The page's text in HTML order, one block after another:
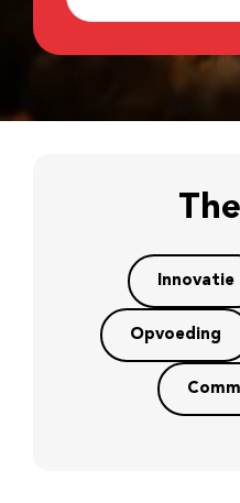
Innovatie
Opvoeding